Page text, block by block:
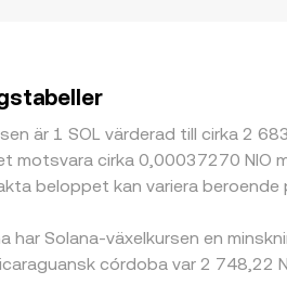
är 1 SOL värderad till cirka 2
motsvara cirka 0,00037270 NIO
beloppet kan variera
har Solana-växelkursen en
córdoba var 2 748,22